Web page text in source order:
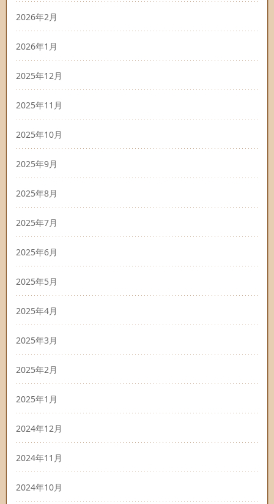
2026年2月
2026年1月
2025年12月
2025年11月
2025年10月
2025年9月
2025年8月
2025年7月
2025年6月
2025年5月
2025年4月
2025年3月
2025年2月
2025年1月
2024年12月
2024年11月
2024年10月